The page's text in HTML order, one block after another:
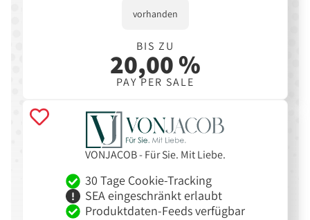
vorhanden
BIS ZU
20,00 %
PAY PER SALE
VONJACOB - Für Sie. Mit Liebe.
30 Tage Cookie-Tracking
SEA eingeschränkt erlaubt
Produktdaten-Feeds verfügbar